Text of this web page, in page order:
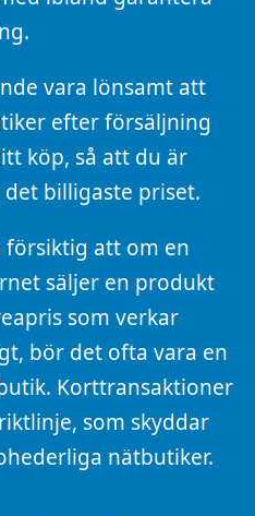
vara lönsamt att
efter försäljning
köp, så att du är
billigaste priset.
försiktig att om en
säljer en produkt
som verkar
bör det ofta vara en
Korttransaktioner
som skyddar
nätbutiker.